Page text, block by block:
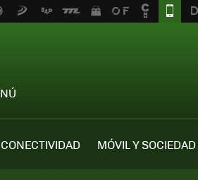
CONECTIVIDAD MÓVIL Y SOCIEDAD